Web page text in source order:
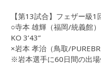
【第13試合】フェザー級
○寺本 雄輝（福岡/統義館）
KO 3’43”
×岩本 孝治（鳥取/
※岩本選手に60日間の出